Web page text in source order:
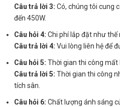
Câu trả lời 3: Có, chúng tôi cung
đến 450W.
Câu hỏi 4: Chi phí lắp đặt như thế
Câu trả lời 4: Vui lòng liên hệ để
Câu hỏi 5: Thời gian thi công mất
Câu trả lời 5: Thời gian thi công
tích sân.
Câu hỏi 6: Chất lượng ánh sáng